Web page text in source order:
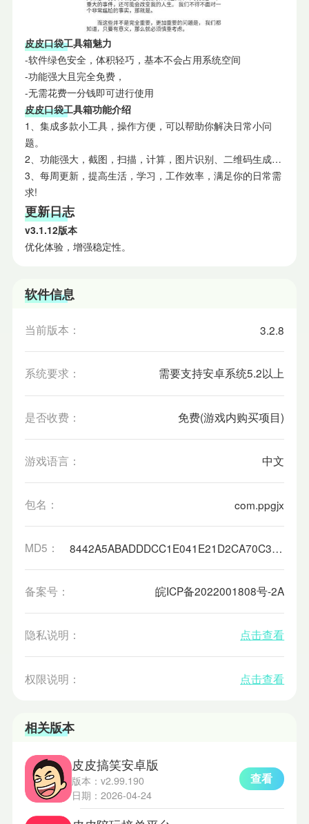
皮皮口袋工具箱魅力
-软件绿色安全，体积轻巧，基本不会占用系统空间
-功能强大且完全免费，
-无需花费一分钱即可进行使用
皮皮口袋工具箱功能介绍
1、集成多款小工具，操作方便，可以帮助你解决日常小问
题。
2、功能强大，截图，扫描，计算，图片识别、二维码生成…
3、每周更新，提高生活，学习，工作效率，满足你的日常需
求!
更新日志
v3.1.12版本
优化体验，增强稳定性。
软件信息
当前版本： 3.2.8
系统要求： 需要支持安卓系统5.2以上
是否收费： 免费(游戏内购买项目)
游戏语言： 中文
包名： com.ppgjx
MD5： 8442A5ABADDDCC1E041E21D2CA70C3FE
备案号： 皖ICP备2022001808号-2A
隐私说明： 点击查看
权限说明： 点击查看
相关版本
皮皮搞笑安卓版
版本：v2.99.190
日期：2026-04-24
查看